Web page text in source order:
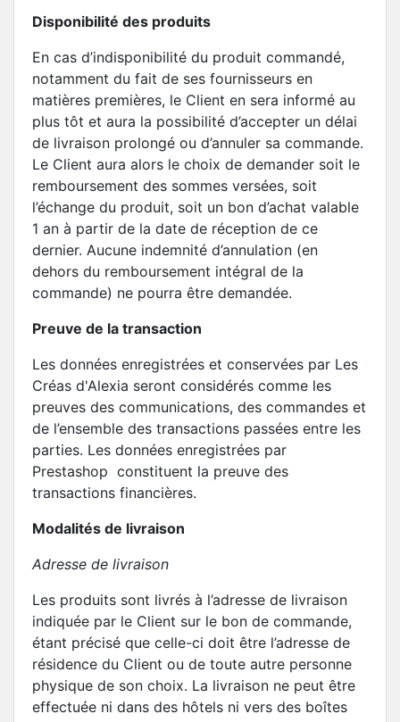
Disponibilité des produits
En cas d’indisponibilité du produit commandé,
notamment du fait de ses fournisseurs en
matières premières, le Client en sera informé au
plus tôt et aura la possibilité d’accepter un délai
de livraison prolongé ou d’annuler sa commande.
Le Client aura alors le choix de demander soit le
remboursement des sommes versées, soit
l’échange du produit, soit un bon d’achat valable
1 an à partir de la date de réception de ce
dernier. Aucune indemnité d’annulation (en
dehors du remboursement intégral de la
commande) ne pourra être demandée.
Preuve de la transaction
Les données enregistrées et conservées par Les
Créas d'Alexia seront considérés comme les
preuves des communications, des commandes et
de l’ensemble des transactions passées entre les
parties. Les données enregistrées par
Prestashop constituent la preuve des
transactions financières.
Modalités de livraison
Adresse de livraison
Les produits sont livrés à l’adresse de livraison
indiquée par le Client sur le bon de commande,
étant précisé que celle-ci doit être l’adresse de
résidence du Client ou de toute autre personne
physique de son choix. La livraison ne peut être
effectuée ni dans des hôtels ni vers des boîtes